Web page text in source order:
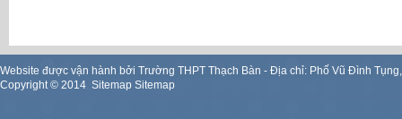
Website được vận hành bởi Trường THPT Thạch Bàn - Địa chỉ: Phố Vũ Đình
Copyright © 2014. Sitemap Sitemap